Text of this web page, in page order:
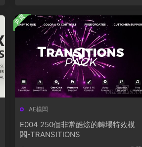
AE模闆
E004 250個非常酷炫的轉場特效模
闆-TRANSITIONS
免費